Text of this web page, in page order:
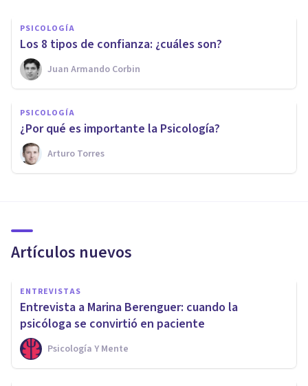
PSICOLOGÍA
​Los 8 tipos de confianza: ¿cuáles son?
Juan Armando Corbin
PSICOLOGÍA
¿Por qué es importante la Psicología?
Arturo Torres
Artículos nuevos
ENTREVISTAS
Entrevista a Marina Berenguer: cuando la
psicóloga se convirtió en paciente
Psicología Y Mente